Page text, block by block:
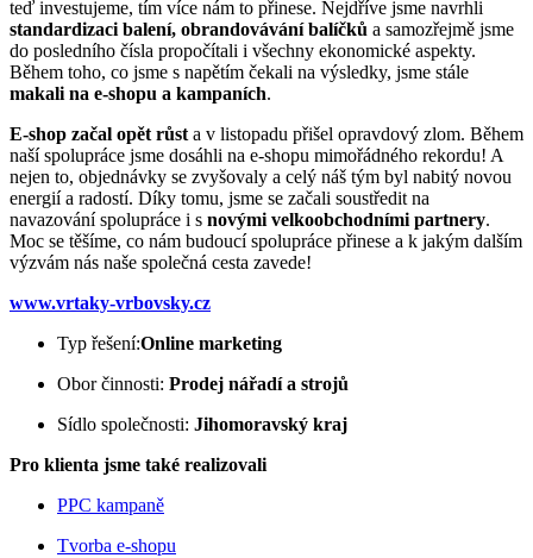
teď investujeme, tím více nám to přinese. Nejdříve jsme navrhli
standardizaci balení, obrandovávání balíčků a samozřejmě jsme
do posledního čísla propočítali i všechny ekonomické aspekty.
Během toho, co jsme s napětím čekali na výsledky, jsme stále
makali na e-shopu a kampaních.
E-shop začal opět růst a v listopadu přišel opravdový zlom. Během
naší spolupráce jsme dosáhli na e-shopu mimořádného rekordu! A
nejen to, objednávky se zvyšovaly a celý náš tým byl nabitý novou
energií a radostí. Díky tomu, jsme se začali soustředit na
navazování spolupráce i s novými velkoobchodními partnery.
Moc se těšíme, co nám budoucí spolupráce přinese a k jakým dalším
výzvám nás naše společná cesta zavede!
www.vrtaky-vrbovsky.cz
Typ řešení:Online marketing
Obor činnosti: Prodej nářadí a strojů
Sídlo společnosti: Jihomoravský kraj
Pro klienta jsme také realizovali
PPC kampaně
Tvorba e-shopu